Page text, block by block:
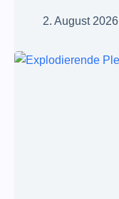
2. August 2026